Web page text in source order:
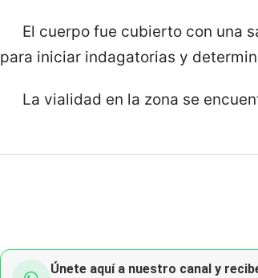
El cuerpo fue cubierto con una
para iniciar indagatorias y
La vialidad en la zona se
Únete aquí a nuestro canal y